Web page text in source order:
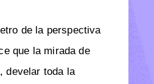
de la perspectiva
que la mirada de
develar toda la